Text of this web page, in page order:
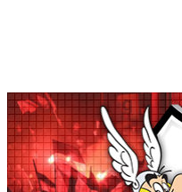
Skip
to
content